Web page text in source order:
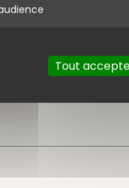
Tout
revenu...un
le cimetière pour